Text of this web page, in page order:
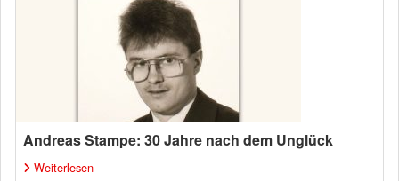
Andreas Stampe: 30 Jahre nach dem Unglück
Weiterlesen